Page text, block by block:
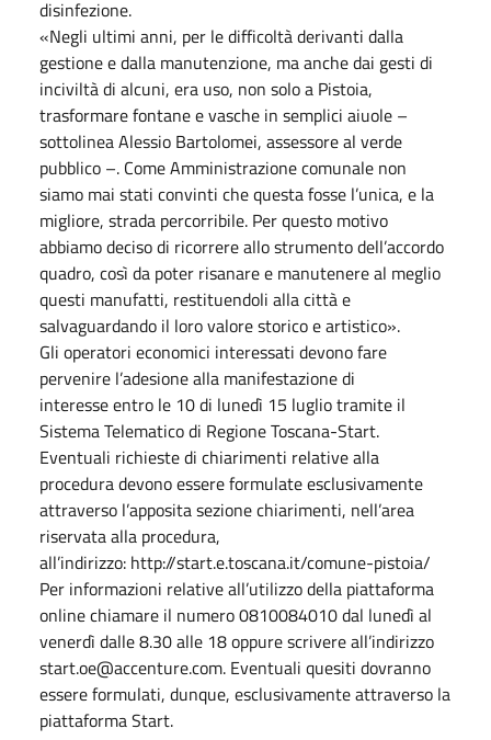
disinfezione.
«Negli ultimi anni, per le difficoltà derivanti dalla
gestione e dalla manutenzione, ma anche dai gesti di
inciviltà di alcuni, era uso, non solo a Pistoia,
trasformare fontane e vasche in semplici aiuole –
sottolinea Alessio Bartolomei, assessore al verde
pubblico –. Come Amministrazione comunale non
siamo mai stati convinti che questa fosse l’unica, e la
migliore, strada percorribile. Per questo motivo
abbiamo deciso di ricorrere allo strumento dell’accordo
quadro, così da poter risanare e manutenere al meglio
questi manufatti, restituendoli alla città e
salvaguardando il loro valore storico e artistico».
Gli operatori economici interessati devono fare
pervenire l’adesione alla manifestazione di
interesse entro le 10 di lunedì 15 luglio tramite il
Sistema Telematico di Regione Toscana-Start.
Eventuali richieste di chiarimenti relative alla
procedura devono essere formulate esclusivamente
attraverso l’apposita sezione chiarimenti, nell’area
riservata alla procedura,
all’indirizzo: http://start.e.toscana.it/comune-pistoia/
Per informazioni relative all’utilizzo della piattaforma
online chiamare il numero 0810084010 dal lunedì al
venerdì dalle 8.30 alle 18 oppure scrivere all’indirizzo
start.oe@accenture.com. Eventuali quesiti dovranno
essere formulati, dunque, esclusivamente attraverso la
piattaforma Start.